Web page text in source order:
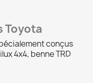
Toyota
conçus
4x4, benne TRD